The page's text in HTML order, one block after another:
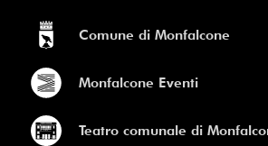
Comune di Monfalcone
Monfalcone Eventi
Teatro comunale di